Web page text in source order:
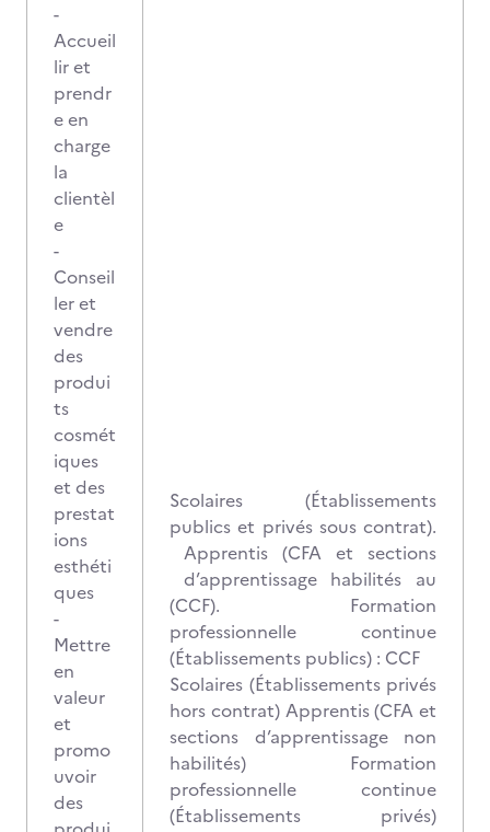
-
Accueil
lir et
prendr
e en
charge
la
clientèl
e
-
Conseil
ler et
vendre
des
produi
ts
cosmét
iques
et des
prestat
ions
esthéti
ques
-
Mettre
en
valeur
et
promo
uvoir
des
Scolaires (Établissements
publics et privés sous contrat).
Apprentis (CFA et sections
d’apprentissage habilités au
(CCF). Formation
professionnelle continue
(Établissements publics) : CCF
Scolaires (Établissements privés
hors contrat) Apprentis (CFA et
sections d’apprentissage non
habilités) Formation
professionnelle continue
(Établissements privés)